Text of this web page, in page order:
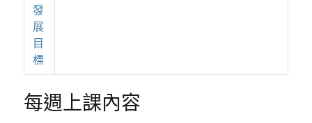
發
展
目
標
每週上課內容